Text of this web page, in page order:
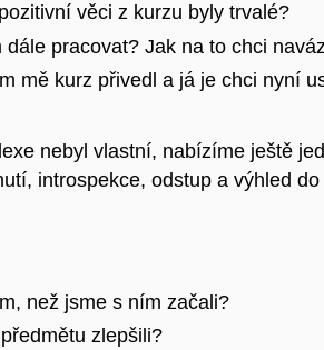
věci z kurzu byly trvalé?
pracovat? Jak na to chci
mě kurz přivedl a já je chci nyní
nebyl vlastní, nabízíme ještě
introspekce, odstup a výhled
než jsme s ním začali?
zlepšili?